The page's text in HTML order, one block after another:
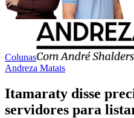
Colunas
Andreza Matais
Itamaraty disse
servidores para